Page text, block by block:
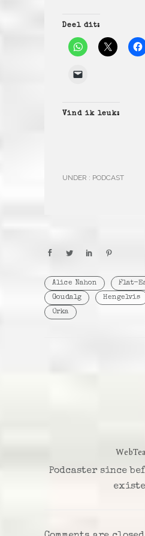
Deel dit:
Vind ik leuk:
UNDER : PODCAST
Alice Nahon
Flat-
Goudalg
Hengelvis
Orka
Podcaster since